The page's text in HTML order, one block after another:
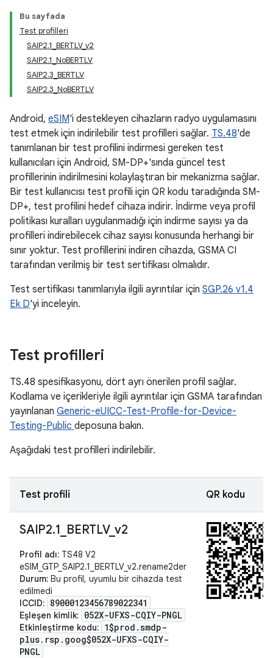
Bu sayfada
Test profilleri
SAIP2.1_BERTLV_v2
SAIP2.1_NoBERTLV
SAIP2.3_BERTLV
SAIP2.3_NoBERTLV
Android, eSIM'i destekleyen cihazların radyo uygulamasını
test etmek için indirilebilir test profilleri sağlar. TS.48'de
tanımlanan bir test profilini indirmesi gereken test
kullanıcıları için Android, SM-DP+'sında güncel test
profillerinin indirilmesini kolaylaştıran bir mekanizma sağlar.
Bir test kullanıcısı test profili için QR kodu taradığında SM-
DP+, test profilini hedef cihaza indirir. İndirme veya profil
politikası kuralları uygulanmadığı için indirme sayısı ya da
profilleri indirebilecek cihaz sayısı konusunda herhangi bir
sınır yoktur. Test profillerini indiren cihazda, GSMA CI
tarafından verilmiş bir test sertifikası olmalıdır.
Test sertifikası tanımlarıyla ilgili ayrıntılar için SGP.26 v1.4
Ek D'yi inceleyin.
Test profilleri
TS.48 spesifikasyonu, dört ayrı önerilen profil sağlar.
Kodlama ve içerikleriyle ilgili ayrıntılar için GSMA tarafından
yayınlanan Generic-eUICC-Test-Profile-for-Device-
Testing-Public deposuna bakın.
Aşağıdaki test profilleri indirilebilir.
Test profili QR kodu
SAIP2.1 BERTLV_v2
Profil adı: TS48 V2
eSIM_GTP_SAIP2.1_BERTLV_v2.rename2der
Durum: Bu profil, uyumlu bir cihazda test
edilmedi
ICCID: 89000123456789022341
Eşleşen kimlik: 052X-UFXS-CQIY-PNGL
Etkinleştirme kodu: 1$prod.smdp-
plus.rsp.goog$052X-UFXS-CQIY-
PNGL